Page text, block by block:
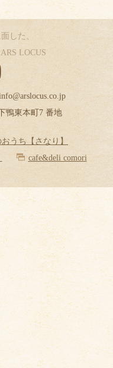
した、
LOCUS
鴨東本町7 番地
うち【さなり】
cafe&deli comori